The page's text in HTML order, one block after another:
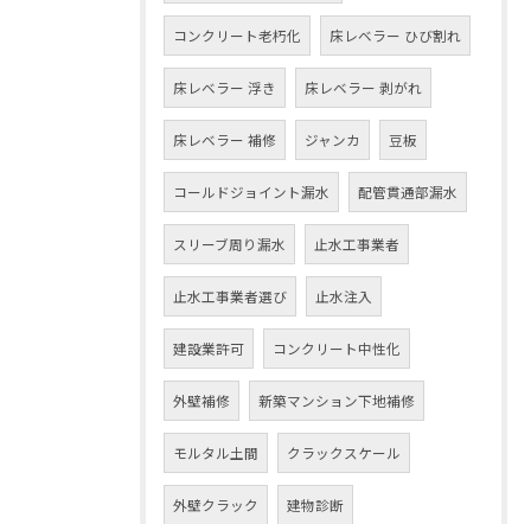
コンクリート老朽化 床レベラー ひび割れ
床レベラー 浮き 床レベラー 剥がれ
床レベラー 補修 ジャンカ 豆板
コールドジョイント漏水 配管貫通部漏水
スリーブ周り漏水 止水工事業者
止水工事業者選び 止水注入
建設業許可 コンクリート中性化
外壁補修 新築マンション下地補修
モルタル土間 クラックスケール
外壁クラック 建物診断